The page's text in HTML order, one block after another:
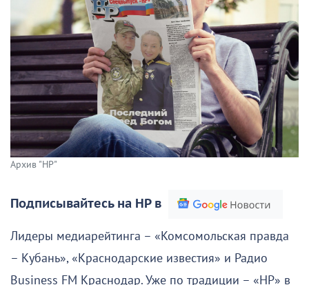
Архив "НР"
Подписывайтесь на НР в
Лидеры медиарейтинга – «Комсомольская правда
– Кубань», «Краснодарские известия» и Радио
Business FM Краснодар. Уже по традиции – «НР» в